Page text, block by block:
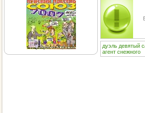
дуэль девятый
агент снежного